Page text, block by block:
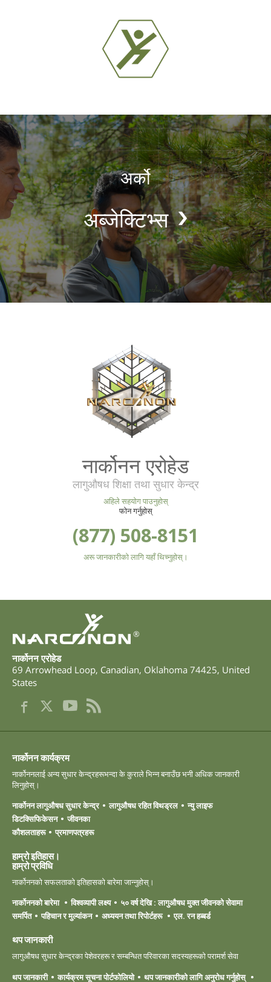
अर्को
अब्जेक्टिभ्स
नार्कोनन एरोहेड
लागुऔषध शिक्षा तथा सुधार केन्द्र
अहिले सहयोग पाउनुहोस्
फोन गर्नुहोस्
(877) 508-8151
अरू जानकारीको लागि यहाँ थिच्नुहोस्।
®
नार्कोनन एरोहेड
69 Arrowhead Loop, Canadian, Oklahoma 74425, United
States
नार्कोनन कार्यक्रम
नार्कोननलाई अन्य सुधार केन्द्रहरूभन्दा के कुराले भिन्न बनाउँछ भनी अधिक जानकारी
लिनुहोस्।
नार्कोनन लागुऔषध सुधार केन्द्र
लागुऔषध रहित विथड्रल
न्यु लाइफ
डिटक्सिफिकेसन
जीवनका
कौशलताहरू
प्रमाणपत्रहरू
हाम्रो इतिहास।
हाम्रो ‍प्रविधि
नार्कोननको सफलताको इतिहासको बारेमा जान्नुहोस्।
नार्कोननको बारेमा
विश्वव्यापी लक्ष्य
५० वर्ष देखि : लागुऔषध मुक्त जीवनको सेवामा
समर्पित
पहिचान र मुल्यांकन अध्ययन तथा रिपोर्टहरू एल. रन हब्बर्ड
थप जानकारी
लागुऔषध सुधार केन्द्रका पेशेवरहरू र सम्बन्धित परिवारका सदस्यहरूको परामर्श सेवा
थप जानकारी
कार्यक्रम सूचना पोर्टफोलियो थप जानकारीको लागि अनुरोध गर्नुहोस्